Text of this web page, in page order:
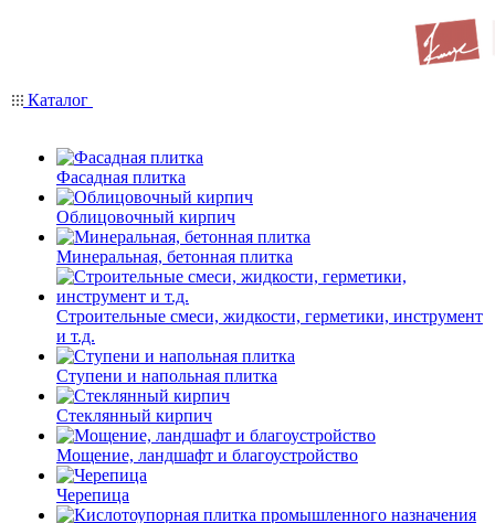
Каталог
Фасадная плитка
Облицовочный кирпич
Минеральная, бетонная плитка
Строительные смеси, жидкости, герметики, инструмент
и т.д.
Ступени и напольная плитка
Cтеклянный кирпич
Мощение, ландшафт и благоустройство
Черепица